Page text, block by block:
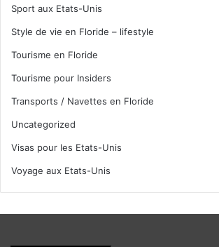
Sport aux Etats-Unis
Style de vie en Floride – lifestyle
Tourisme en Floride
Tourisme pour Insiders
Transports / Navettes en Floride
Uncategorized
Visas pour les Etats-Unis
Voyage aux Etats-Unis